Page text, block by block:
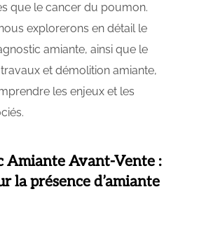
que le cancer du poumon.
explorerons en détail le
amiante, ainsi que le
et démolition amiante,
les enjeux et les
Amiante Avant-Vente :
la présence d’amiante